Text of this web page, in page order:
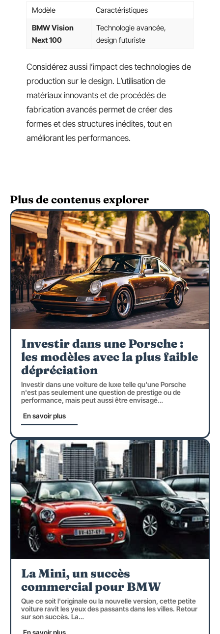
Modèle
Caractéristiques
BMW Vision
Next 100
Technologie avancée,
design futuriste
Considérez aussi l’impact des technologies de
production sur le design. L’utilisation de
matériaux innovants et de procédés de
fabrication avancés permet de créer des
formes et des structures inédites, tout en
améliorant les performances.
Plus de contenus explorer
Investir dans une Porsche :
les modèles avec la plus faible
dépréciation
Investir dans une voiture de luxe telle qu'une Porsche
n'est pas seulement une question de prestige ou de
performance, mais peut aussi être envisagé…
En savoir plus
La Mini, un succès
commercial pour BMW
Que ce soit l'originale ou la nouvelle version, cette petite
voiture ravit les yeux des passants dans les villes. Retour
sur son succès. La…
En savoir plus